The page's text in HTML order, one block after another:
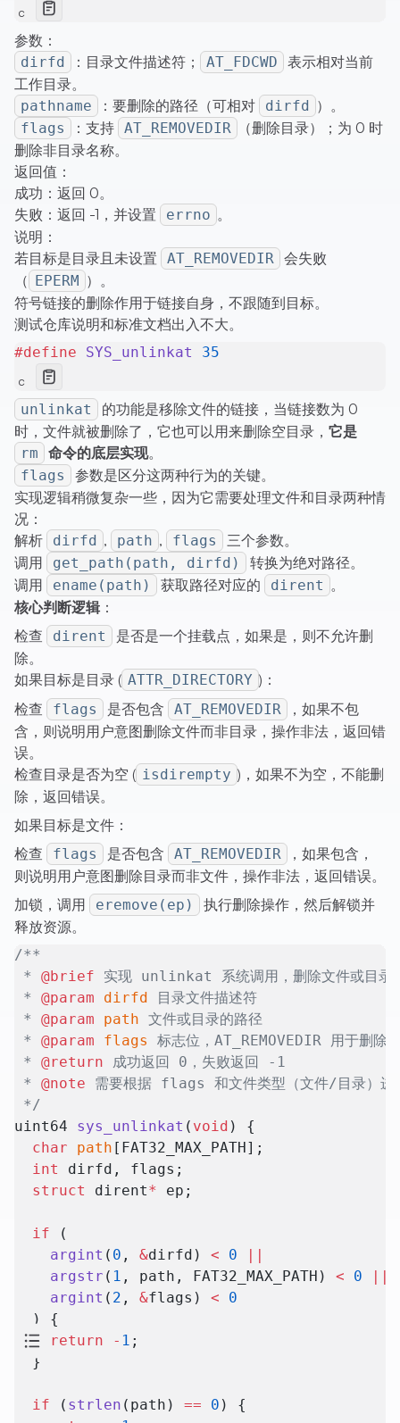
c
参数：
dirfd ：目录文件描述符； AT_FDCWD
表示相对当前
工作目录。
pathname ：要删除的路径（可相对 dirfd ）。
flags ：支持 AT_REMOVEDIR
（删除目录）；为 0 时
删除非目录名称。
返回值：
成功：返回 0。
失败：返回 -1，并设置
errno 。
说明：
若目标是目录且未设置
AT_REMOVEDIR 会失败
（
EPERM ）。
符号链接的删除作用于链接自身，不跟随到目标。
测试仓库说明和标准文档出入不大。
#define SYS_unlinkat 35
c
unlinkat
的功能是移除文件的链接，当链接数为 0
时，文件就被删除了，它也可以用来删除空目录， 它是
rm 命令的底层实现。
flags
参数是区分这两种行为的关键。
实现逻辑稍微复杂一些，因为它需要处理文件和目录两种情
况：
解析
dirfd , path , flags
三个参数。
调用
get_path(path, dirfd)
转换为绝对路径。
调用
ename(path) 获取路径对应的 dirent 。
核心判断逻辑：
检查
dirent
是否是一个挂载点，如果是，则不允许删
除。
如果目标是目录 ( ATTR_DIRECTORY )：
检查
flags 是否包含 AT_REMOVEDIR
，如果不包
含，则说明用户意图删除文件而非目录，操作非法，返回错
误。
检查目录是否为空 ( isdirempty )，如果不为空，不能删
除，返回错误。
如果目标是文件：
检查
flags 是否包含 AT_REMOVEDIR
，如果包含，
则说明用户意图删除目录而非文件，操作非法，返回错误。
加锁，调用
eremove(ep)
执行删除操作，然后解锁并
释放资源。
/**
* @brief 实现 unlinkat 系统调用，删除文件或目录
* @param dirfd
目录文件描述符
* @param path 文件或目录的路径
* @param flags
标志位，AT_REMOVEDIR 用于删除
* @return 成功返回 0，失败返回 -1
* @note 需要根据 flags 和文件类型（文件/目录）进
*/
uint64 sys_unlinkat ( void ) {
  char
path [FAT32_MAX_PATH];
  int
dirfd, flags;
  struct
dirent* ep;
  if
(
    argint
( 0 , &dirfd) < 0
    argstr
( 1 , path, FAT32_MAX_PATH) < 0
    argint
( 2 , &flags) < 0
  ) {
    return
- 1 ;
  }
  if
( strlen (path) == 0 ) {